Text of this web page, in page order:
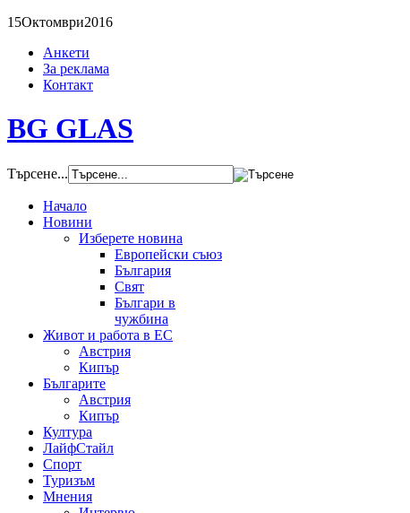
15Октомври2016
Анкети
За реклама
Контакт
BG GLAS
Търсене...
Начало
Новини
Изберете новина
Европейски съюз
България
Свят
Българи в
чужбина
Живот и работа в ЕС
Австрия
Кипър
Българите
Австрия
Кипър
Култура
ЛайфСтайл
Спорт
Туризъм
Мнения